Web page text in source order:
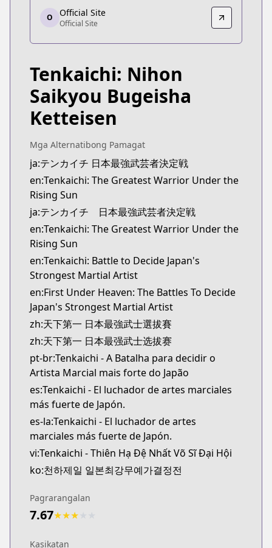
https://pocket.shonenmagazine.com/episode/
Official Site
O Official Site
Official Site
Tenkaichi: Nihon
Saikyou Bugeisha
Ketteisen
Mga Alternatibong Pamagat
ja:テンカイチ 日本最強武芸者決定戦
en:Tenkaichi: The Greatest Warrior Under the
Rising Sun
ja:テンカイチ 日本最強武芸者決定戦
en:Tenkaichi: The Greatest Warrior Under the
Rising Sun
en:Tenkaichi: Battle to Decide Japan's
Strongest Martial Artist
en:First Under Heaven: The Battles To Decide
Japan's Strongest Martial Artist
zh:天下第一 日本最強武士選拔賽
zh:天下第一 日本最强武士选拔赛
pt-br:Tenkaichi - A Batalha para decidir o
Artista Marcial mais forte do Japão
es:Tenkaichi - El luchador de artes marciales
más fuerte de Japón.
es-la:Tenkaichi - El luchador de artes
marciales más fuerte de Japón.
vi:Tenkaichi - Thiên Hạ Đệ Nhất Võ Sĩ Đại Hội
ko:천하제일 일본최강무예가결정전
Pagrarangalan
7.67★★★
Kasikatan